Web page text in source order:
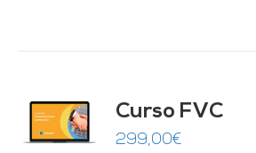
Curso FVC
299,00€